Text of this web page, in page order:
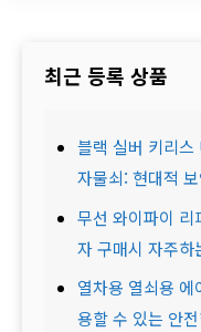
최근 등록 상품
블랙 실버 키리
자물쇠: 현대적
무선 와이파이 리
자 구매시 자주하
열차용 열쇠용
용할 수 있는 안